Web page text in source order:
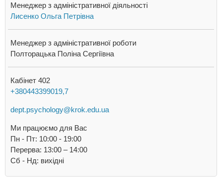
Менеджер з адміністративної діяльності
Лисенко Ольга Петрівна
Менеджер з адміністративної роботи
Полторацька Поліна Сергіївна
Кабінет 402
+380443399019,7
dept.psychology@krok.edu.ua
Ми працюємо для Вас
Пн - Пт: 10:00 - 19:00
Перерва: 13:00 – 14:00
Cб - Нд: вихідні